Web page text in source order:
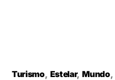
Turismo Estelar Mundo